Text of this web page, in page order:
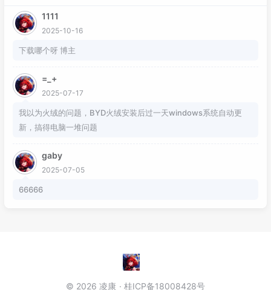
1111
2025-10-16
下载哪个呀 博主
=_+
2025-07-17
我以为火绒的问题，BYD火绒安装后过一天windows系统自动更
新，搞得电脑一堆问题
gaby
2025-07-05
66666
© 2026 凌康 桂ICP备18008428号